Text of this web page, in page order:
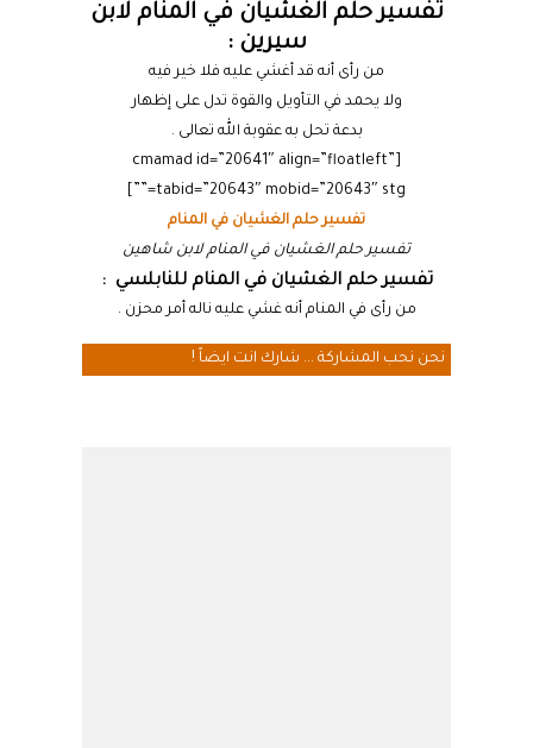
تفسير حلم الغشيان في المنام لابن
سيرين :
من رأى أنه قد أغشي عليه فلا خير فيه
ولا يحمد في التأويل والقوة تدل على إظهار
بدعة تحل به عقوبة الله تعالى .
[cmamad id=”20641″ align=”floatleft”
tabid=”20643″ mobid=”20643″ stg=””]
تفسير حلم الغشيان في المنام
تفسير حلم الغشيان في المنام لابن شاهين
تفسير حلم الغشيان في المنام للنابلسي :
من رأى في المنام أنه غشي عليه ناله أمر محزن .
نحن نحب المشاركة ... شارك انت ايضاً !